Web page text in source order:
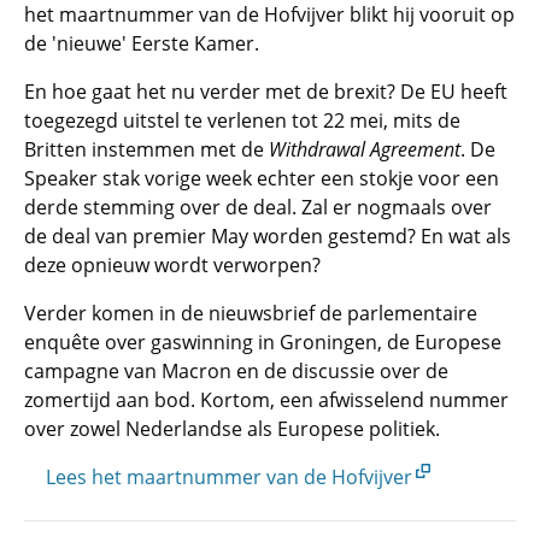
het maartnummer van de Hofvijver blikt hij vooruit op
de 'nieuwe' Eerste Kamer.
En hoe gaat het nu verder met de brexit? De EU heeft
toegezegd uitstel te verlenen tot 22 mei, mits de
Britten instemmen met de Withdrawal Agreement. De
Speaker stak vorige week echter een stokje voor een
derde stemming over de deal. Zal er nogmaals over
de deal van premier May worden gestemd? En wat als
deze opnieuw wordt verworpen?
Verder komen in de nieuwsbrief de parlementaire
enquête over gaswinning in Groningen, de Europese
campagne van Macron en de discussie over de
zomertijd aan bod. Kortom, een afwisselend nummer
over zowel Nederlandse als Europese politiek.
Lees het maartnummer van de Hofvijver